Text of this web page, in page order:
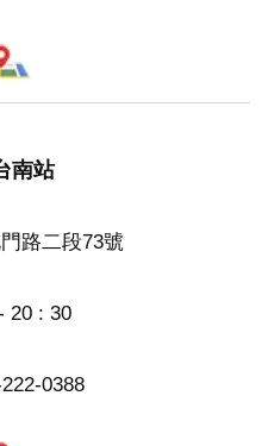
南站
路二段73號
20 : 30
0388